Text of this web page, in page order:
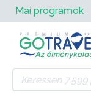
Mai programok